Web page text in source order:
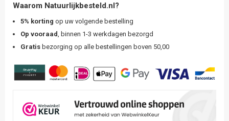
Waarom Natuurlijkbesteld.nl?
5% korting op uw volgende bestelling
Op vooraad
, binnen 1-3 werkdagen bezorgd
Gratis bezorging op alle bestellingen boven 50,00